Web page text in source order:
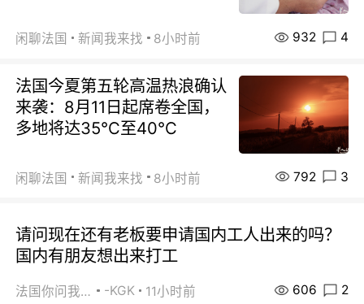
闲聊法国 新闻我来找 8小时前 932 4
法国今夏第五轮高温热浪确认
来袭：8月11日起席卷全国，
多地将达35℃至40℃
闲聊法国 新闻我来找 8小时前 792 3
请问现在还有老板要申请国内工人出来的吗？
国内有朋友想出来打工
法国你问我答 -KGK 11小时前 606 2